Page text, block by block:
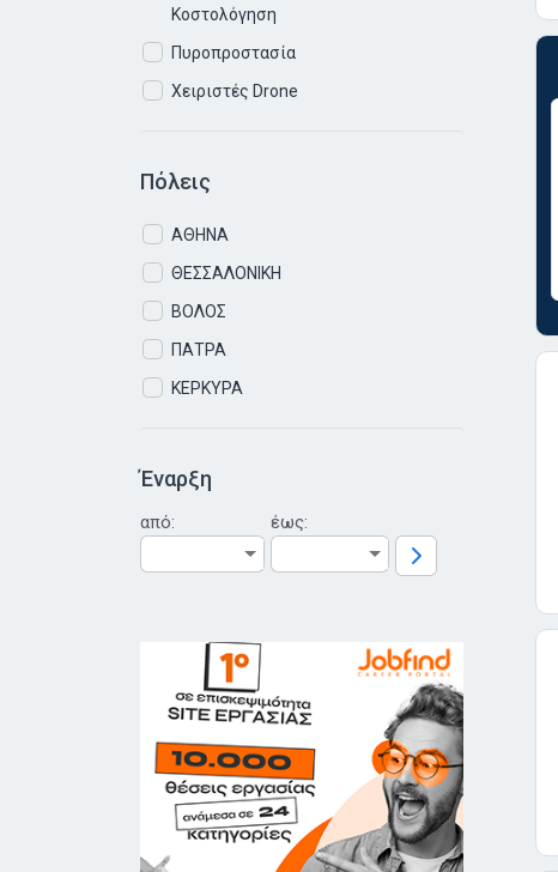
Κοστολόγηση
Πυροπροστασία
Χειριστές Drone
Πόλεις
ΑΘΗΝΑ
ΘΕΣΣΑΛΟΝΙΚΗ
ΒΟΛΟΣ
ΠΑΤΡΑ
ΚΕΡΚΥΡΑ
Έναρξη
από: έως: